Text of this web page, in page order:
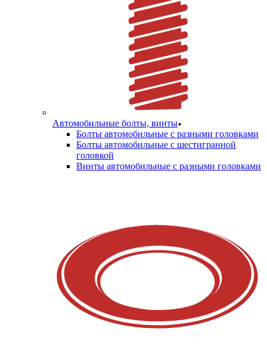
Автомобильные болты, винты
Болты автомобильные с разными головками
Болты автомобильные с шестигранной
головкой
Винты автомобильные с разными головками